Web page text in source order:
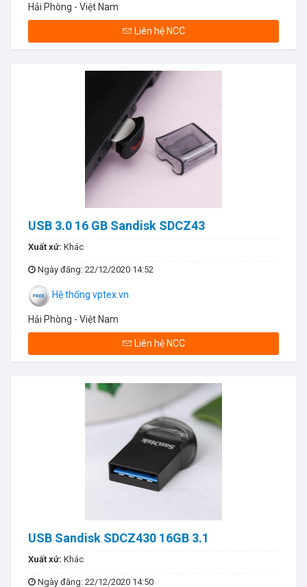
Hải Phòng - Việt Nam
Liên hệ NCC
USB 3.0 16 GB Sandisk SDCZ43
Xuất xứ: Khác
Ngày đăng: 22/12/2020 14:52
Hệ thống vptex.vn
Hải Phòng - Việt Nam
Liên hệ NCC
USB Sandisk SDCZ430 16GB 3.1
Xuất xứ: Khác
Ngày đăng: 22/12/2020 14:50